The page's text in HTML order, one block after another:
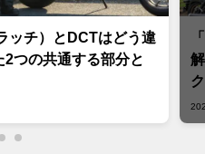
ッチ）とDCTはどう違
つの共通する部分と